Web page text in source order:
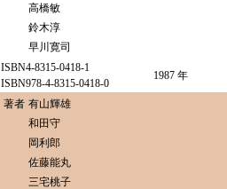
高橋敏
鈴木淳
早川寛司
ISBN4-8315-0418-1
ISBN978-4-8315-0418-0
1987 年
著者 有山輝雄
和田守
岡利郎
佐藤能丸
三宅桃子